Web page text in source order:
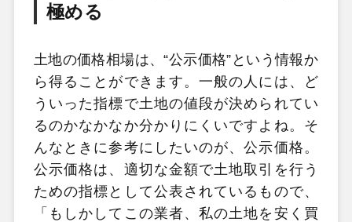
極める
土地の価格相場は、“公示価格”という情報か
ら得ることができます。一般の人には、ど
ういった指標で土地の値段が決められてい
るのかなかなか分かりにくいですよね。そ
んなときに参考にしたいのが、公示価格。
公示価格は、適切な金額で土地取引を行う
ための指標として公表されているもので、
「もしかしてこの業者、私の土地を安く買